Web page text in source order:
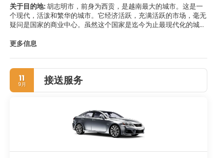
关于目的地:胡志明市，前身为西贡，是越南最大的城市。这是一
个现代，活泼和繁华的城市。它经济活跃，充满活跃的市场，毫无
疑问是国家的商业中心。虽然这个国家是迄今为止最现代化的城
的辉煌殖民历史的证据。在核心区域，当地人仍然亲切地称为西
院大教堂，统一宫，西贡河和市场。如果你有更多的时间，可以去
城市休息，游览湄公河三角洲或大叻。大叻位于距离城市约300公
里的高地，值得一游，因为这里有许多景点和活动，包括瀑布，花
园，古老的法国区和供应当地美食的当地餐馆。越南的商业和金融
更多信息
11
9月 接送服务